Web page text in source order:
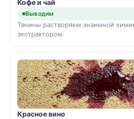
Кофе и чай
Выводим
Танины растворяем энзимной
экстрактором.
Красное вино